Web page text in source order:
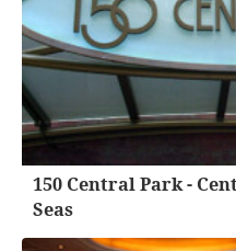
150 Central Park -
Seas